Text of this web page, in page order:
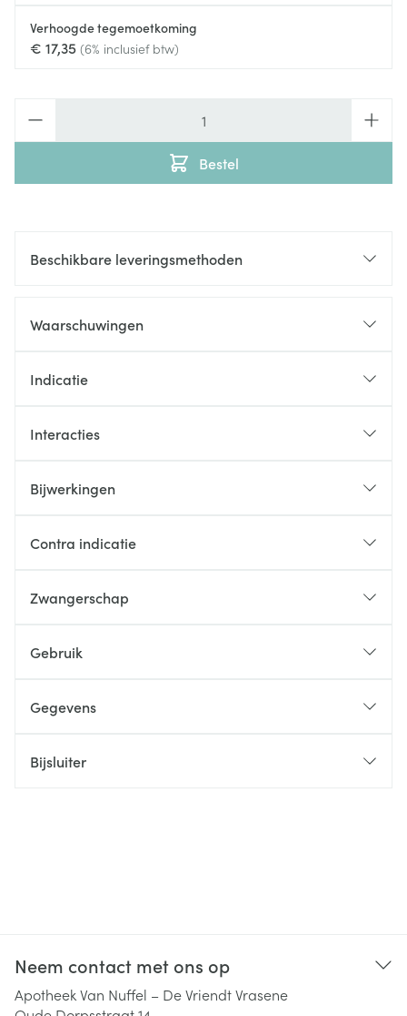
Verhoogde tegemoetkoming
€ 17,35 (6% inclusief btw)
Bestel
Beschikbare leveringsmethoden
Waarschuwingen
Indicatie
Interacties
Bijwerkingen
Contra indicatie
Zwangerschap
Gebruik
Gegevens
Bijsluiter
Neem contact met ons op
Apotheek Van Nuffel – De Vriendt Vrasene